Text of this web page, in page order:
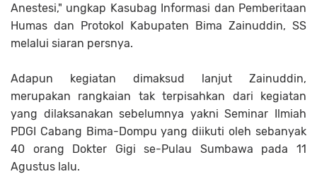
Anestesi," ungkap Kasubag Informasi dan Pemberitaan
Humas dan Protokol Kabupaten Bima Zainuddin, SS
melalui siaran persnya.
Adapun kegiatan dimaksud lanjut Zainuddin,
merupakan rangkaian tak terpisahkan dari kegiatan
yang dilaksanakan sebelumnya yakni Seminar Ilmiah
PDGI Cabang Bima-Dompu yang diikuti oleh sebanyak
40 orang Dokter Gigi se-Pulau Sumbawa pada 11
Agustus lalu.